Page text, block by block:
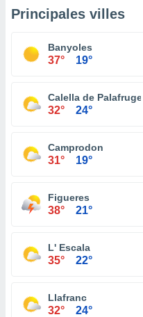
Principales villes
Banyoles
37° 19°
Calella de Palafrugell
32° 24°
Camprodon
31° 19°
Figueres
38° 21°
L' Escala
35° 22°
Llafranc
32° 24°